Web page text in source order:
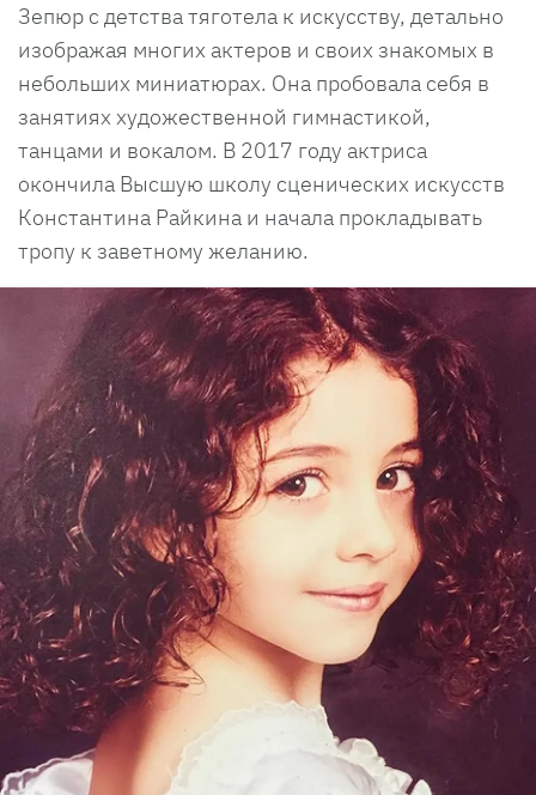
Зепюр с детства тяготела к искусству, детально
изображая многих актеров и своих знакомых в
небольших миниатюрах. Она пробовала себя в
занятиях художественной гимнастикой,
танцами и вокалом. В 2017 году актриса
окончила Высшую школу сценических искусств
Константина Райкина и начала прокладывать
тропу к заветному желанию.